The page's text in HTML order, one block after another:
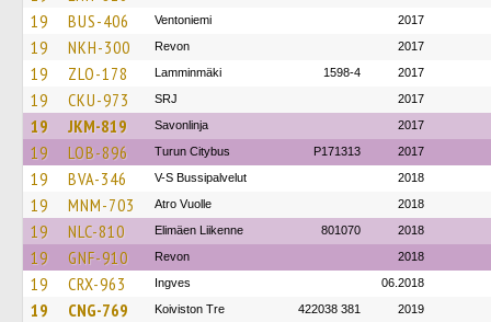
19 BUS-406 Ventoniemi 2017
19 NKH-300 Revon 2017
19 ZLO-178 Lamminmäki 1598-4 2017
19 CKU-973 SRJ 2017
19 JKM-819 Savonlinja 2017
19 LOB-896 Turun Citybus P171313 2017
19 BVA-346 V-S Bussipalvelut 2018
19 MNM-703 Atro Vuolle 2018
19 NLC-810 Elimäen Liikenne 801070 2018
19 GNF-910 Revon 2018
19 CRX-963 Ingves 06.2018
19 CNG-769 Koiviston Tre 422038 381 2019